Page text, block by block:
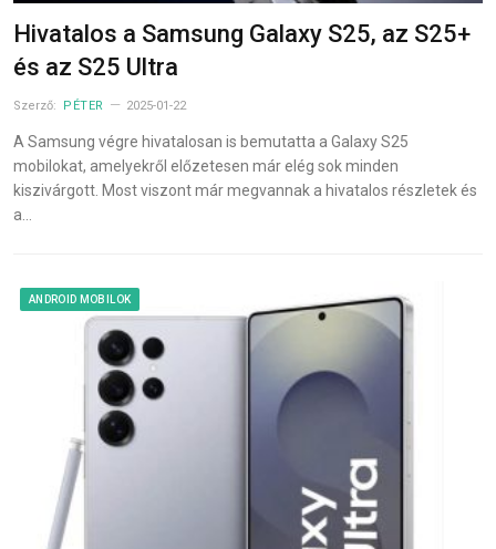
Hivatalos a Samsung Galaxy S25, az S25+
és az S25 Ultra
Szerző: PÉTER 2025-01-22
A Samsung végre hivatalosan is bemutatta a Galaxy S25
mobilokat, amelyekről előzetesen már elég sok minden
kiszivárgott. Most viszont már megvannak a hivatalos részletek és
a…
ANDROID MOBILOK